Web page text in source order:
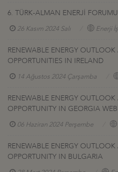
6. TÜRK-ALMAN ENERJİ
26 Kasım 2024 Salı Enerji
RENEWABLE ENERGY
OPPORTUNITIES IN IRELAND
14 Ağustos 2024 Çarşamba
RENEWABLE ENERGY
OPPORTUNITY IN GEORGIA
06 Haziran 2024 Perşembe
RENEWABLE ENERGY
OPPORTUNITY IN BULGARIA